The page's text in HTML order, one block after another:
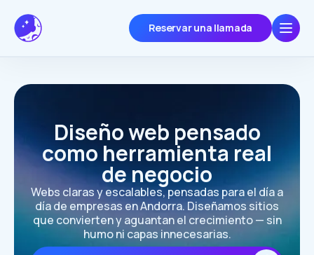
Reservar una llamada
Diseño web pensado
como herramienta real
de negocio
Webs claras y escalables, pensadas para el día a
día de empresas en Andorra. Diseñamos sitios
que convierten y aguantan el crecimiento — sin
humo ni capas innecesarias.